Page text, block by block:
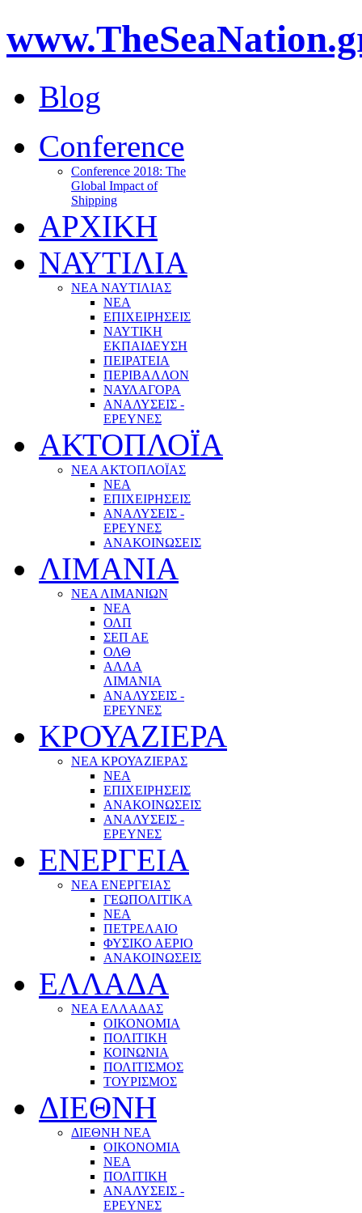
Blog
Conference
Conference 2018: The
Global Impact of
Shipping
ΑΡΧΙΚΗ
ΝΑΥΤΙΛΙΑ
ΝΕΑ ΝΑΥΤΙΛΙΑΣ
ΝΕΑ
ΕΠΙΧΕΙΡΗΣΕΙΣ
ΝΑΥΤΙΚΗ
ΕΚΠΑΙΔΕΥΣΗ
ΠΕΙΡΑΤΕΙΑ
ΠΕΡΙΒΑΛΛΟΝ
ΝΑΥΛΑΓΟΡΑ
ΑΝΑΛΥΣΕΙΣ -
ΕΡΕΥΝΕΣ
ΑΚΤΟΠΛΟΪΑ
ΝΕΑ ΑΚΤΟΠΛΟΪΑΣ
ΝΕΑ
ΕΠΙΧΕΙΡΗΣΕΙΣ
ΑΝΑΛΥΣΕΙΣ -
ΕΡΕΥΝΕΣ
ΑΝΑΚΟΙΝΩΣΕΙΣ
ΛΙΜΑΝΙΑ
ΝΕΑ ΛΙΜΑΝΙΩΝ
ΝΕΑ
ΟΛΠ
ΣΕΠ ΑΕ
ΟΛΘ
ΑΛΛΑ
ΛΙΜΑΝΙΑ
ΑΝΑΛΥΣΕΙΣ -
ΕΡΕΥΝΕΣ
ΚΡΟΥΑΖΙΕΡΑ
ΝΕΑ ΚΡΟΥΑΖΙΕΡΑΣ
NEA
ΕΠΙΧΕΙΡΗΣΕΙΣ
ΑΝΑΚΟΙΝΩΣΕΙΣ
ΑΝΑΛΥΣΕΙΣ -
ΕΡΕΥΝΕΣ
ΕΝΕΡΓΕΙΑ
ΝΕΑ ΕΝΕΡΓΕΙΑΣ
ΓΕΩΠΟΛΙΤΙΚΑ
ΝΕΑ
ΠΕΤΡΕΛΑΙΟ
ΦΥΣΙΚΟ ΑΕΡΙΟ
ΑΝΑΚΟΙΝΩΣΕΙΣ
ΕΛΛΑΔΑ
ΝΕΑ ΕΛΛΑΔΑΣ
ΟΙΚΟΝΟΜΙΑ
ΠΟΛΙΤΙΚΗ
ΚΟΙΝΩΝΙΑ
ΠΟΛΙΤΙΣΜΟΣ
ΤΟΥΡΙΣΜΟΣ
ΔΙΕΘΝΗ
ΔΙΕΘΝΗ ΝΕΑ
ΟΙΚΟΝΟΜΙΑ
ΝΕΑ
ΠΟΛΙΤΙΚΗ
ΑΝΑΛΥΣΕΙΣ -
ΕΡΕΥΝΕΣ